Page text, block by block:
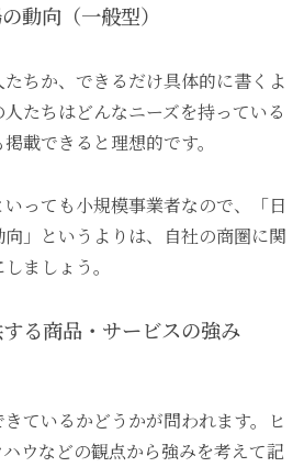
動向（一般型）
ちか、できるだけ具体的に書くよ
たちはどんなニーズを持っている
載できると理想的です。
っても小規模事業者なので、「日
」というよりは、自社の商圏に関
ましょう。
る商品・サービスの強み
ているかどうかが問われます。ヒ
ウなどの観点から強みを考えて記